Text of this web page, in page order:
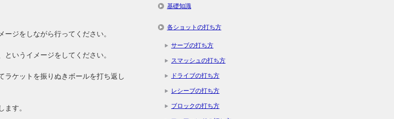
ジをしながら行ってください。
いうイメージをしてください。
ラケットを振りぬきボールを打ち返し
す。
基礎知識
各ショットの打ち方
サーブの打ち方
スマッシュの打ち方
ドライブの打ち方
レシーブの打ち方
ブロックの打ち方